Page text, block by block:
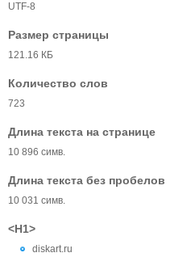
UTF-8
Размер страницы
121.16 КБ
Количество слов
723
Длина текста на странице
10 896 симв.
Длина текста без пробелов
10 031 симв.
<H1>
diskart.ru